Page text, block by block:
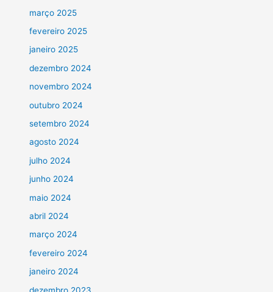
março 2025
fevereiro 2025
janeiro 2025
dezembro 2024
novembro 2024
outubro 2024
setembro 2024
agosto 2024
julho 2024
junho 2024
maio 2024
abril 2024
março 2024
fevereiro 2024
janeiro 2024
dezembro 2023